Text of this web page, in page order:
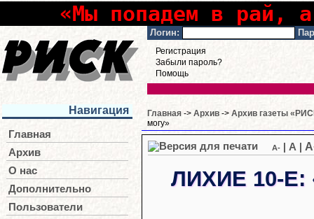
«Мы попадем в рай,
Логин:
Регистрация
Забыли пароль?
Помощь
Навигация
Главная
Архив
О нас
Дополнительно
Пользователи
Главная -> Архив -> Архив газеты
могу»
A- A
ЛИХИЕ 10-